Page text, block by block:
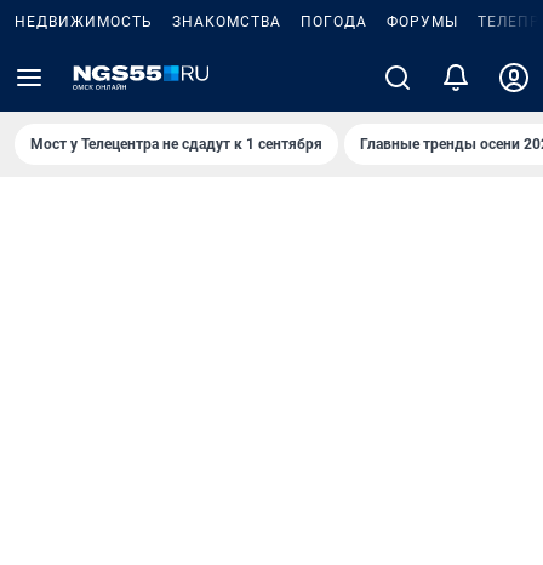
НЕДВИЖИМОСТЬ ЗНАКОМСТВА ПОГОДА ФОРУМЫ
Мост у Телецентра не сдадут к 1 сентября Главные тренды осени